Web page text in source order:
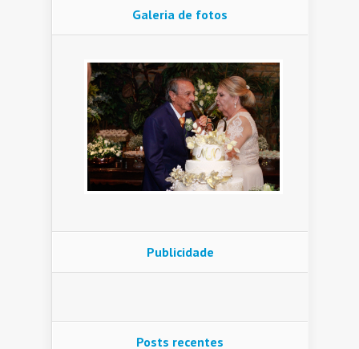
Galeria de fotos
Publicidade
Posts recentes